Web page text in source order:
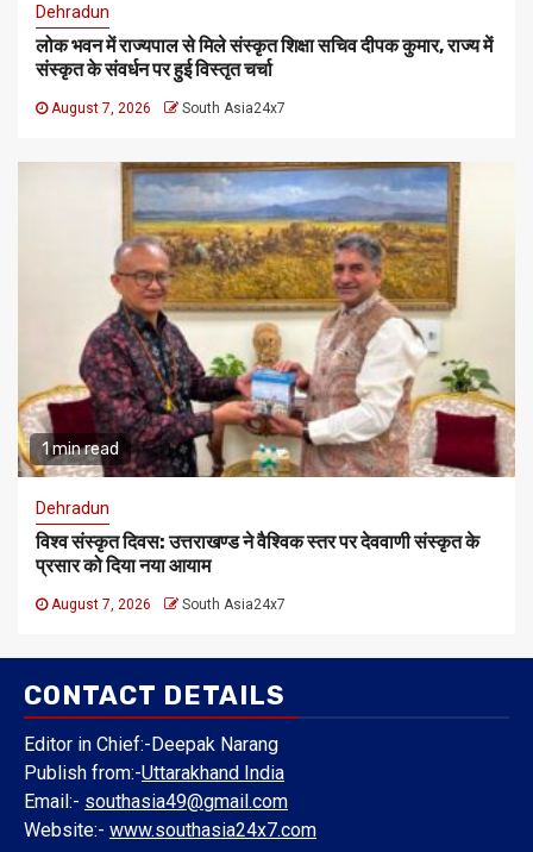
Dehradun
लोक भवन में राज्यपाल से मिले संस्कृत शिक्षा सचिव दीपक कुमार, राज्य में
संस्कृत के संवर्धन पर हुई विस्तृत चर्चा
August 7, 2026 South Asia24x7
1 min read
Dehradun
विश्व संस्कृत दिवस: उत्तराखण्ड ने वैश्विक स्तर पर देववाणी संस्कृत के
प्रसार को दिया नया आयाम
August 7, 2026 South Asia24x7
CONTACT DETAILS
Editor in Chief:-Deepak Narang
Publish from:-Uttarakhand India
Email:- southasia49@gmail.com
Website:- www.southasia24x7.com